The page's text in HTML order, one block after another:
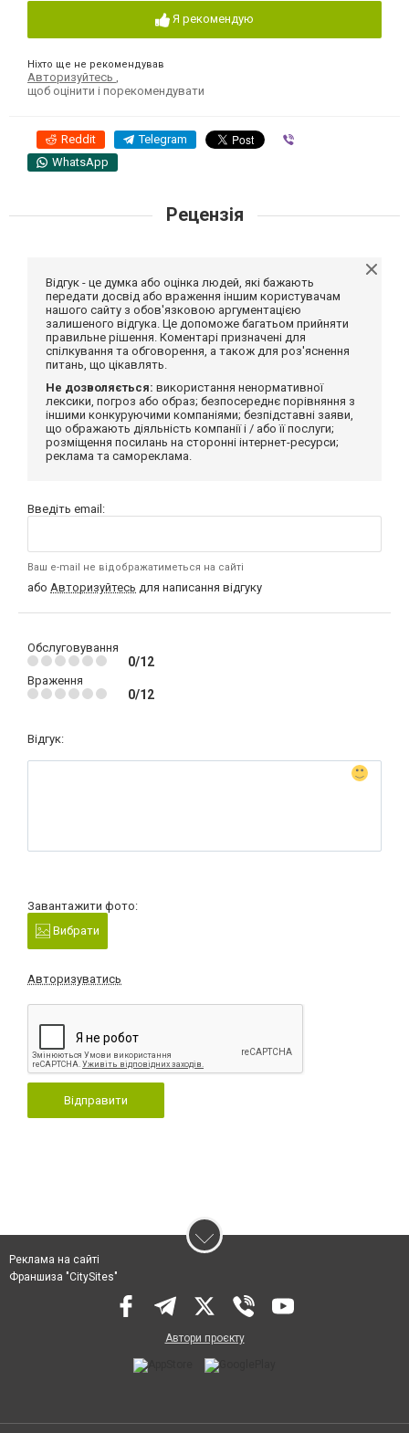
Я рекомендую
Ніхто ще не рекомендував
Авторизуйтесь
щоб оцінити і порекомендувати
Reddit Telegram
WhatsApp
Рецензія
Відгук - це думка або оцінка людей, які бажають
передати досвід або враження іншим користувачам
нашого сайту з обов'язковою аргументацією
залишеного відгука. Це допоможе багатьом прийняти
правильне рішення. Коментарі призначені для
спілкування та обговорення, а також для роз'яснення
питань, що цікавлять.
Не дозволяється: використання ненормативної
лексики, погроз або образ; безпосереднє порівняння з
іншими конкуруючими компаніями; безпідставні заяви,
що ображають діяльність компанії і / або її послуги;
розміщення посилань на сторонні інтернет-ресурси;
реклама та самореклама.
Введіть email:
Ваш e-mail не відображатиметься на сайті
або Авторизуйтесь для написання відгуку
Обслуговування
0/12
Враження
0/12
Відгук:
Завантажити фото:
Вибрати
Авторизуватись
Відправити
Реклама на сайті
Франшиза "CitySites"
Автори проєкту